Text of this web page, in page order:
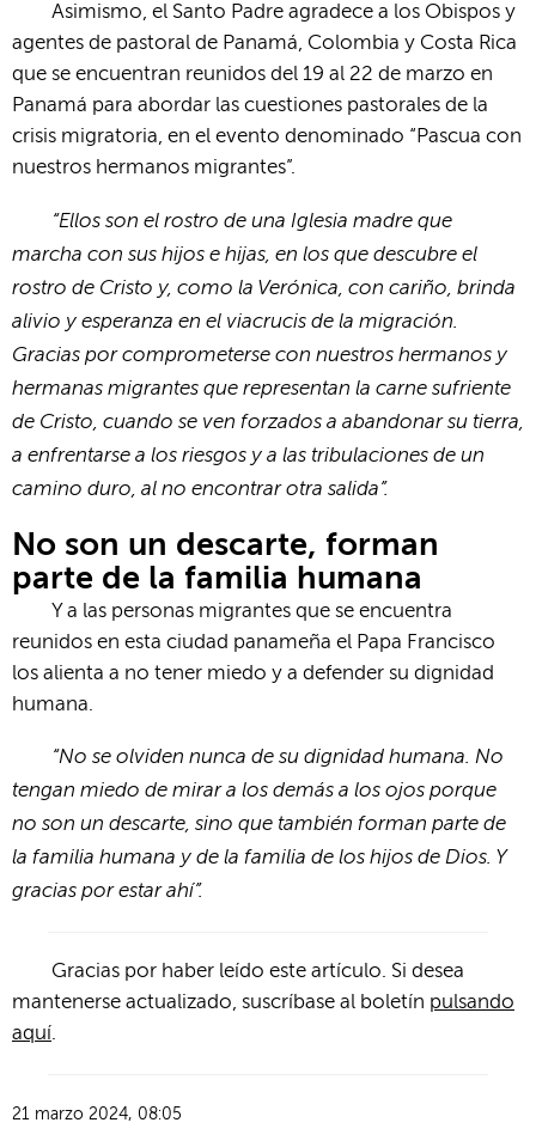
Asimismo, el Santo Padre agradece a los Obispos y
agentes de pastoral de Panamá, Colombia y Costa Rica
que se encuentran reunidos del 19 al 22 de marzo en
Panamá para abordar las cuestiones pastorales de la
crisis migratoria, en el evento denominado “Pascua con
nuestros hermanos migrantes”.
“Ellos son el rostro de una Iglesia madre que
marcha con sus hijos e hijas, en los que descubre el
rostro de Cristo y, como la Verónica, con cariño, brinda
alivio y esperanza en el viacrucis de la migración.
Gracias por comprometerse con nuestros hermanos y
hermanas migrantes que representan la carne sufriente
de Cristo, cuando se ven forzados a abandonar su tierra,
a enfrentarse a los riesgos y a las tribulaciones de un
camino duro, al no encontrar otra salida”.
No son un descarte, forman
parte de la familia humana
Y a las personas migrantes que se encuentra
reunidos en esta ciudad panameña el Papa Francisco
los alienta a no tener miedo y a defender su dignidad
humana.
“No se olviden nunca de su dignidad humana. No
tengan miedo de mirar a los demás a los ojos porque
no son un descarte, sino que también forman parte de
la familia humana y de la familia de los hijos de Dios. Y
gracias por estar ahí”.
Gracias por haber leído este artículo. Si desea
mantenerse actualizado, suscríbase al boletín pulsando
aquí.
21 marzo 2024, 08:05